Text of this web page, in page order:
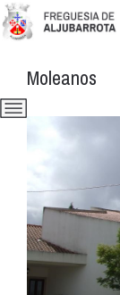
Moleanos